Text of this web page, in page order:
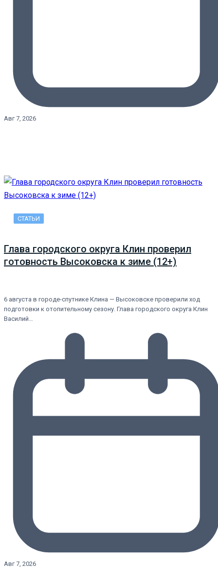
Авг 7, 2026
СТАТЬИ
Глава городского округа Клин проверил
готовность Высоковска к зиме (12+)
6 августа в городе-спутнике Клина — Высоковске проверили ход
подготовки к отопительному сезону. Глава городского округа Клин
Василий…
Авг 7, 2026